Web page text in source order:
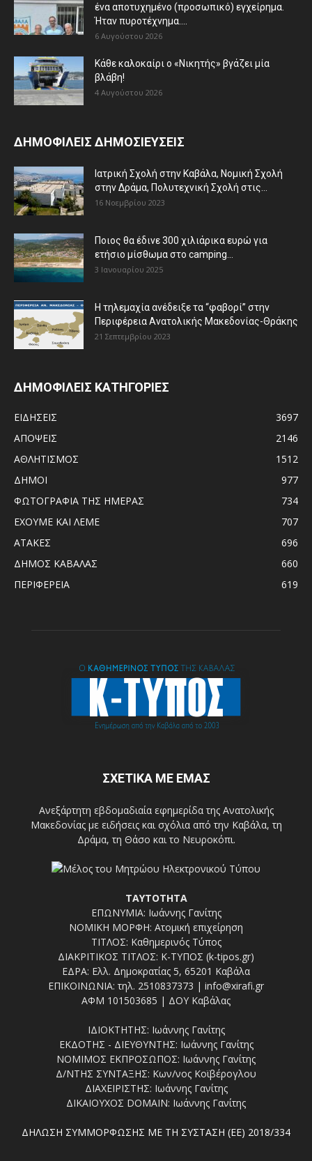
ένα αποτυχημένο (προσωπικό) εγχείρημα.
Ήταν πυροτέχνημα....
6 Αυγούστου 2026
Κάθε καλοκαίρι ο «Νικητής» βγάζει μία
βλάβη!
4 Αυγούστου 2026
ΔΗΜΟΦΙΛΕΙΣ ΔΗΜΟΣΙΕΥΣΕΙΣ
Ιατρική Σχολή στην Καβάλα, Νομική Σχολή
στην Δράμα, Πολυτεχνική Σχολή στις...
16 Νοεμβρίου 2023
Ποιος θα έδινε 300 χιλιάρικα ευρώ για
ετήσιο μίσθωμα στο camping...
3 Ιανουαρίου 2025
Η τηλεμαχία ανέδειξε τα “φαβορί” στην
Περιφέρεια Ανατολικής Μακεδονίας-Θράκης
21 Σεπτεμβρίου 2023
ΔΗΜΟΦΙΛΕΙΣ ΚΑΤΗΓΟΡΙΕΣ
ΕΙΔΗΣΕΙΣ
3697
ΑΠΟΨΕΙΣ
2146
ΑΘΛΗΤΙΣΜΟΣ
1512
ΔΗΜΟΙ
977
ΦΩΤΟΓΡΑΦΙΑ ΤΗΣ ΗΜΕΡΑΣ
734
ΕΧΟΥΜΕ ΚΑΙ ΛΕΜΕ
707
ΑΤΑΚΕΣ
696
ΔΗΜΟΣ ΚΑΒΑΛΑΣ
660
ΠΕΡΙΦΕΡΕΙΑ
619
ΣΧΕΤΙΚΑ ΜΕ ΕΜΑΣ
Ανεξάρτητη εβδομαδιαία εφημερίδα της Ανατολικής
Μακεδονίας με ειδήσεις και σχόλια από την Καβάλα, τη
Δράμα, τη Θάσο και το Νευροκόπι.
ΤΑΥΤΟΤΗΤΑ
ΕΠΩΝΥΜΙΑ: Ιωάννης Γανίτης
ΝΟΜΙΚΗ ΜΟΡΦΗ: Ατομική επιχείρηση
ΤΙΤΛΟΣ: Καθημερινός Τύπος
ΔΙΑΚΡΙΤΙΚΟΣ ΤΙΤΛΟΣ: Κ-ΤΥΠΟΣ (k-tipos.gr)
ΕΔΡΑ: Ελλ. Δημοκρατίας 5, 65201 Καβάλα
ΕΠΙΚΟΙΝΩΝΙΑ: τηλ. 2510837373 | info@xirafi.gr
ΑΦΜ 101503685 | ΔΟΥ Καβάλας
ΙΔΙΟΚΤΗΤΗΣ: Ιωάννης Γανίτης
ΕΚΔΟΤΗΣ - ΔΙΕΥΘΥΝΤΗΣ: Ιωάννης Γανίτης
ΝΟΜΙΜΟΣ ΕΚΠΡΟΣΩΠΟΣ: Ιωάννης Γανίτης
Δ/ΝΤΗΣ ΣΥΝΤΑΞΗΣ: Κων/νος Κοϊβέρογλου
ΔΙΑΧΕΙΡΙΣΤΗΣ: Ιωάννης Γανίτης
ΔΙΚΑΙΟΥΧΟΣ DOMAIN: Ιωάννης Γανίτης
ΔΗΛΩΣΗ ΣΥΜΜΟΡΦΩΣΗΣ ΜΕ ΤΗ ΣΥΣΤΑΣΗ (ΕΕ) 2018/334